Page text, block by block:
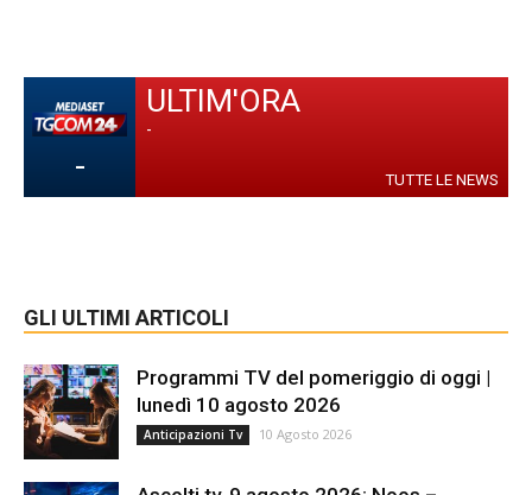
-
ULTIM'ORA
-
TUTTE LE NEWS
GLI ULTIMI ARTICOLI
Programmi TV del pomeriggio di oggi |
lunedì 10 agosto 2026
Anticipazioni Tv 10 Agosto 2026